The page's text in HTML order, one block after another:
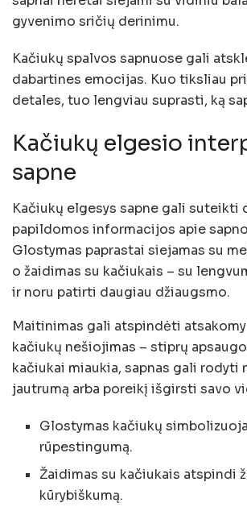
gyvenimo sričių derinimu.
Kačiukų spalvos sapnuose gali
dabartines emocijas. Kuo tiksliau
detales, tuo lengviau suprasti, ką
Kačiukų elgesio
sapne
Kačiukų elgesys sapne gali suteikti
papildomos informacijos apie
Glostymas paprastai siejamas su
o žaidimas su kačiukais – su
ir noru patirti daugiau džiaugsmo.
Maitinimas gali atspindėti
kačiukų nešiojimas – stiprų
kačiukai miaukia, sapnas gali rodyti
jautrumą arba poreikį išgirsti savo
Glostymas kačiukų
rūpestingumą.
Žaidimas su kačiukais atspindi
kūrybiškumą.